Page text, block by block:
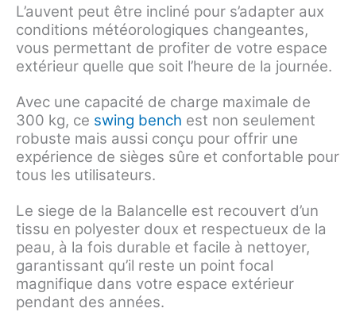
L’auvent peut être incliné pour s’adapter aux
conditions météorologiques changeantes,
vous permettant de profiter de votre espace
extérieur quelle que soit l’heure de la journée.
Avec une capacité de charge maximale de
300 kg, ce swing bench est non seulement
robuste mais aussi conçu pour offrir une
expérience de sièges sûre et confortable pour
tous les utilisateurs.
Le siege de la Balancelle est recouvert d’un
tissu en polyester doux et respectueux de la
peau, à la fois durable et facile à nettoyer,
garantissant qu’il reste un point focal
magnifique dans votre espace extérieur
pendant des années.